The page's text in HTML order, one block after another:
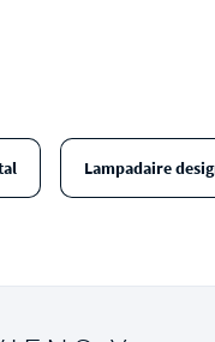
Lampadaire